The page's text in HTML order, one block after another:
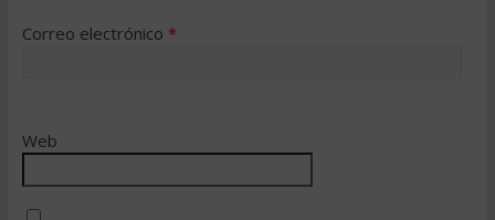
Correo electrónico *
Web